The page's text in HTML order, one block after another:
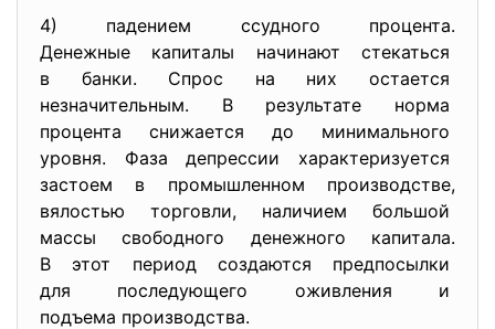
4) падением ссудного процента.
Денежные капиталы начинают стекаться
в банки. Спрос на них остается
незначительным. В результате норма
процента снижается до минимального
уровня. Фаза депрессии характеризуется
застоем в промышленном производстве,
вялостью торговли, наличием большой
массы свободного денежного капитала.
В этот период создаются предпосылки
для последующего оживления и
подъема производства.